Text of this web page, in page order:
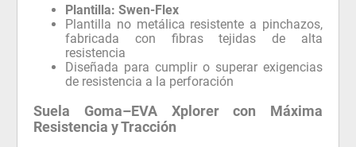
Plantilla: Swen-Flex
Plantilla no metálica resistente a pinchazos,
fabricada con fibras tejidas de alta
resistencia
Diseñada para cumplir o superar exigencias
de resistencia a la perforación
Suela Goma–EVA Xplorer con Máxima
Resistencia y Tracción